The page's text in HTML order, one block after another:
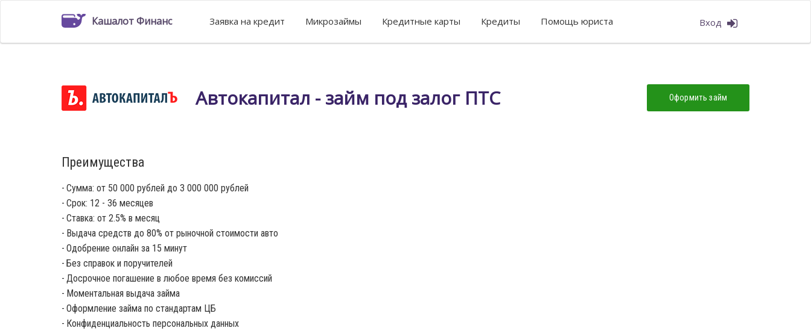
Кашалот Финанс Заявка на кредит Микрозаймы Кредитные карты Кредиты Помощь юриста Вход
Автокапитал - займ под залог ПТС Оформить займ
Преимущества
Сумма: от 50 000 рублей до 3 000 000 рублей
Срок: 12 - 36 месяцев
Ставка: от 2.5% в месяц
Выдача средств до 80% от рыночной стоимости авто
Одобрение онлайн за 15 минут
Без справок и поручителей
Досрочное погашение в любое время без комиссий
Моментальная выдача займа
Оформление займа по стандартам ЦБ
Конфиденциальность персональных данных